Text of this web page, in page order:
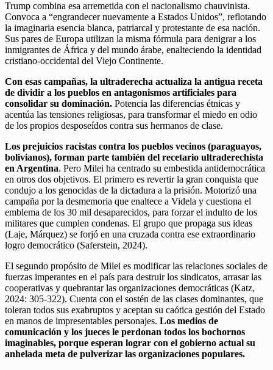
Trump combina esa arremetida con el nacionalismo chauvinista.
Convoca a “engrandecer nuevamente a Estados Unidos”, reflotando
la imaginaria esencia blanca, patriarcal y protestante de esa nación.
Sus pares de Europa utilizan la misma fórmula para denigrar a los
inmigrantes de África y del mundo árabe, enalteciendo la identidad
cristiano-occidental del Viejo Continente.
Con esas campañas, la ultraderecha actualiza la antigua receta
de dividir a los pueblos en antagonismos artificiales para
consolidar su dominación. Potencia las diferencias étnicas y
acentúa las tensiones religiosas, para transformar el miedo en odio
de los propios desposeídos contra sus hermanos de clase.
Los prejuicios racistas contra los pueblos vecinos (paraguayos,
bolivianos), forman parte también del recetario ultraderechista
en Argentina. Pero Milei ha centrado su embestida antidemocrática
en otros dos objetivos. El primero es revertir la gran conquista que
condujo a los genocidas de la dictadura a la prisión. Motorizó una
campaña por la desmemoria que enaltece a Videla y cuestiona el
emblema de los 30 mil desaparecidos, para forzar el indulto de los
militares que cumplen condenas. El grupo que propaga sus ideas
(Laje, Márquez) se forjó en una cruzada contra ese extraordinario
logro democrático (Saferstein, 2024).
El segundo propósito de Milei es modificar las relaciones sociales de
fuerzas imperantes en el país para destruir los sindicatos, arrasar las
cooperativas y quebrantar las organizaciones democráticas (Katz,
2024: 305-322). Cuenta con el sostén de las clases dominantes, que
toleran todos sus exabruptos y aceptan su caótica gestión del Estado
en manos de impresentables personajes. Los medios de
comunicación y los jueces le perdonan todos los bochornos
imaginables, porque esperan lograr con el gobierno actual su
anhelada meta de pulverizar las organizaciones populares.